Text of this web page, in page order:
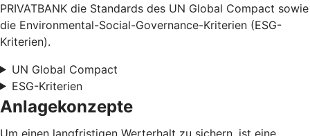
PRIVATBANK die Standards des UN Global Compact sowie
die Environmental-Social-Governance-Kriterien (ESG-
Kriterien).
UN Global Compact
ESG-Kriterien
Anlagekonzepte
Um einen langfristigen Werterhalt zu sichern, ist eine